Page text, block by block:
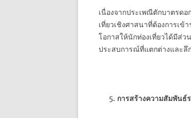
เนื่องจากประเพณีตักบาตรด
เที่ยวเชิงศาสนาที่ต้องการเ
โอกาสให้นักท่องเที่ยวได้มีส่
ประสบการณ์ที่แตกต่างและลึ
การสร้างความสัมพันธ์